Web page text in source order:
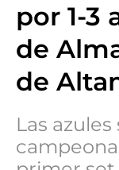
por 1-3
de
de
Las